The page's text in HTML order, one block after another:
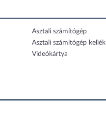
Asztali számítógép
Asztali számítógép kellék
Videókártya